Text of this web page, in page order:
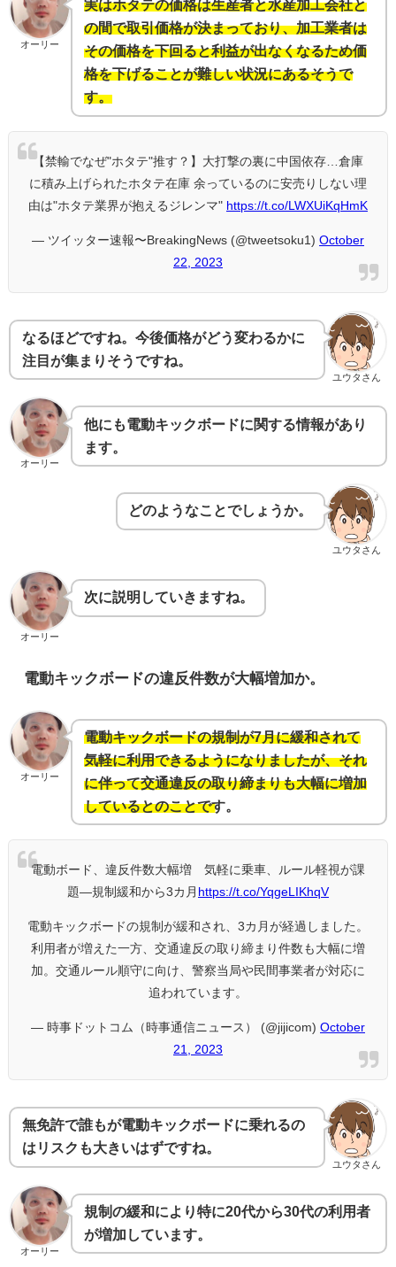
オーリー
実はホタテの価格は生産者と水産加工会社と
の間で取引価格が決まっており、加工業者は
その価格を下回ると利益が出なくなるため価
格を下げることが難しい状況にあるそうで
す。
【禁輸でなぜ"ホタテ"推す？】大打撃の裏に中国依存…倉庫
に積み上げられたホタテ在庫 余っているのに安売りしない理
由は"ホタテ業界が抱えるジレンマ" https://t.co/LWXUiKqHmK
— ツイッター速報〜BreakingNews (@tweetsoku1) October
22, 2023
ユウタさん
なるほどですね。今後価格がどう変わるかに
注目が集まりそうですね。
オーリー
他にも電動キックボードに関する情報があり
ます。
ユウタさん
どのようなことでしょうか。
オーリー
次に説明していきますね。
電動キックボードの違反件数が大幅増加か。
オーリー
電動キックボードの規制が7月に緩和されて
気軽に利用できるようになりましたが、それ
に伴って交通違反の取り締まりも大幅に増加
しているとのことです。
電動ボード、違反件数大幅増 気軽に乗車、ルール軽視が課
題―規制緩和から3カ月 https://t.co/YqgeLIKhqV
電動キックボードの規制が緩和され、3カ月が経過しました。
利用者が増えた一方、交通違反の取り締まり件数も大幅に増
加。交通ルール順守に向け、警察当局や民間事業者が対応に
追われています。
— 時事ドットコム（時事通信ニュース） (@jijicom) October
21, 2023
ユウタさん
無免許で誰もが電動キックボードに乗れるの
はリスクも大きいはずですね。
オーリー
規制の緩和により特に20代から30代の利用者
が増加しています。